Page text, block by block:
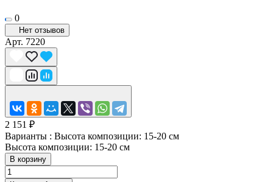
0
Нет отзывов
Арт. 7220
2 151 ₽
Варианты : Высота композиции: 15-20 см
Высота композиции: 15-20 см
В корзину